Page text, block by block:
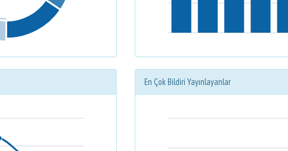
En Çok Bildiri Yayınlayanlar